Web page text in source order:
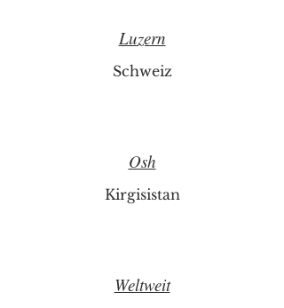
Luzern
Schweiz
Osh
Kirgisistan
Weltweit